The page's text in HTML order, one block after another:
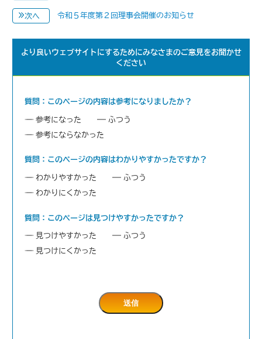
次へ 令和５年度第２回理事会開催のお知らせ
より良いウェブサイトにするためにみなさまのご意見をお聞かせ
ください
質問：このページの内容は参考になりましたか？
参考になった
ふつう
参考にならなかった
質問：このページの内容はわかりやすかったですか？
わかりやすかった
ふつう
わかりにくかった
質問：このページは見つけやすかったですか？
見つけやすかった
ふつう
見つけにくかった